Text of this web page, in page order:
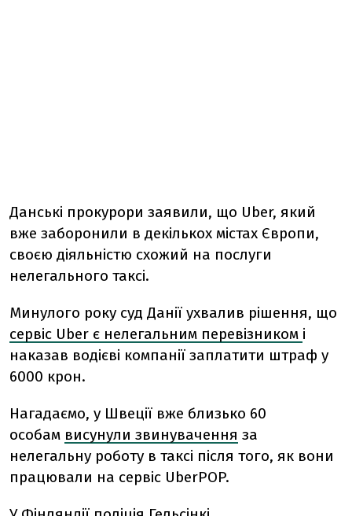
Данські прокурори заявили, що Uber, який
вже заборонили в декількох містах Європи,
своєю діяльністю схожий на послуги
нелегального таксі.
Минулого року суд Данії ухвалив рішення, що
сервіс Uber є нелегальним перевізником і
наказав водієві компанії заплатити штраф у
6000 крон.
Нагадаємо, у Швеції вже близько 60
особам висунули звинувачення за
нелегальну роботу в таксі після того, як вони
працювали на сервіс UberPOP.